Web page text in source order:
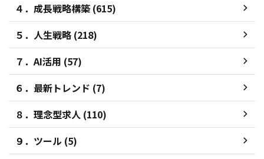
４．成長戦略構築 (615)
５．人生戦略 (218)
７．AI活用 (57)
６．最新トレンド (7)
８．理念型求人 (110)
９．ツール (5)